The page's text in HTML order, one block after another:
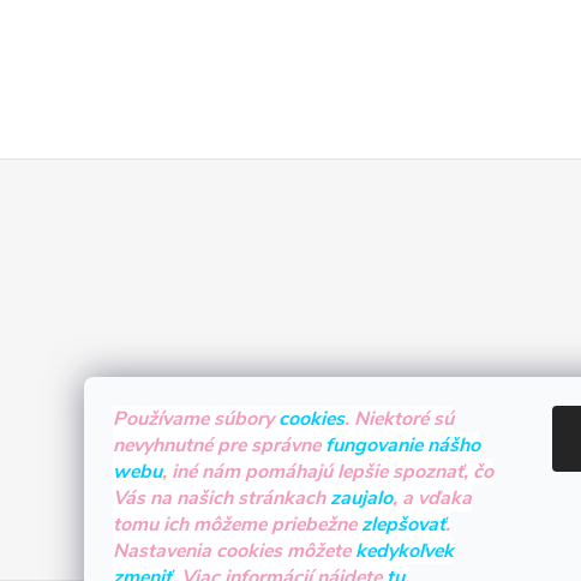
Používame súborycookies. Niektoré sú
nevyhnutné pre správnefungovanie nášho
webu, iné nám pomáhajú lepšie spoznať, čo
Vás na našich stránkachzaujalo, a vďaka
tomu ich môžeme priebežnezlepšovať.
Nastavenia cookies môžetekedykoľvek